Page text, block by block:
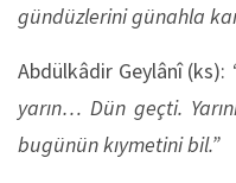
gündüzlerini günahla
Abdülkâdir Geylânî (ks):
yarın… Dün geçti.
bugünün kıymetini bil.”